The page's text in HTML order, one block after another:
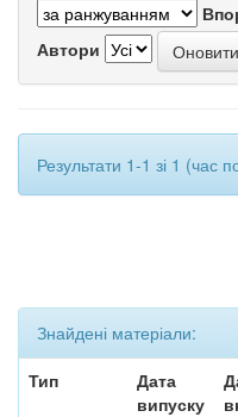
Автори
Результати 1-1 зі 1 (час
Знайдені матеріали:
Тип
Дата
випуску